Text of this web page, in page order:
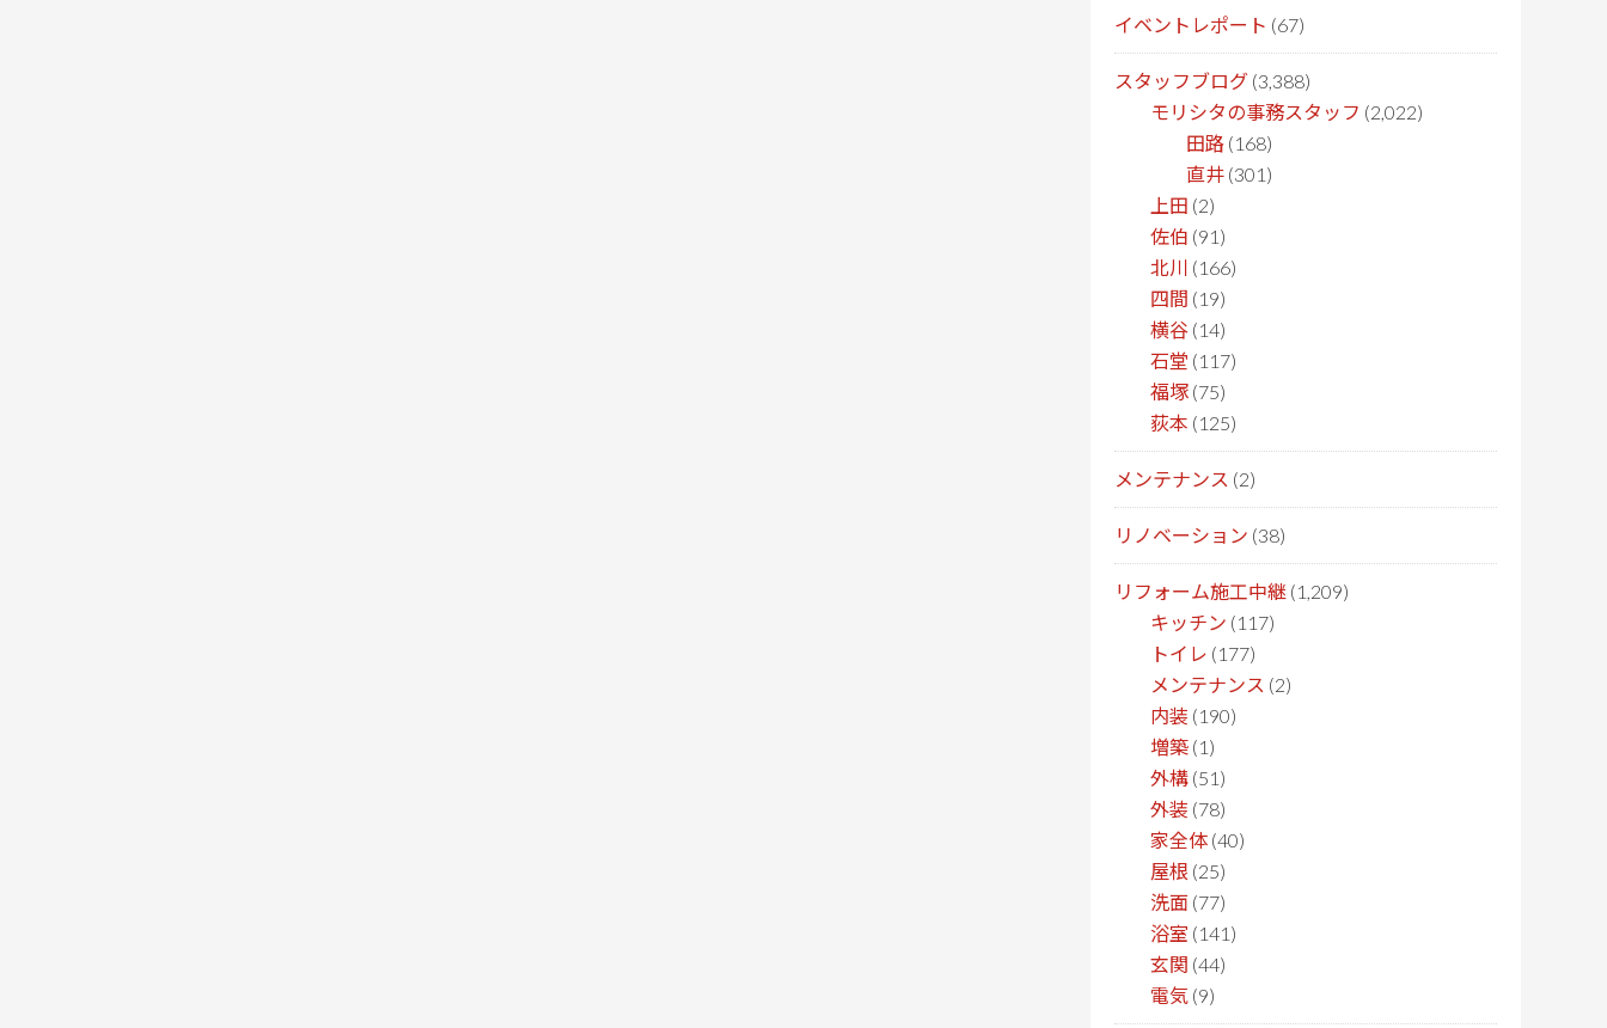
イベントレポート (67)
スタッフブログ (3,388)
モリシタの事務スタッフ (2,022)
田路 (168)
直井 (301)
上田 (2)
佐伯 (91)
北川 (166)
四間 (19)
横谷 (14)
石堂 (117)
福塚 (75)
荻本 (125)
メンテナンス (2)
リノベーション (38)
リフォーム施工中継 (1,209)
キッチン (117)
トイレ (177)
メンテナンス (2)
内装 (190)
増築 (1)
外構 (51)
外装 (78)
家全体 (40)
屋根 (25)
洗面 (77)
浴室 (141)
玄関 (44)
電気 (9)